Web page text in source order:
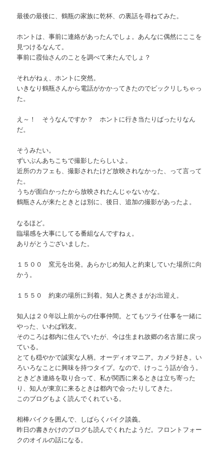
最後の最後に、鶴瓶の家族に乾杯、の裏話を尋ねてみた。
ホントは、事前に連絡があったんでしょ。あんなに偶然にここを
見つけるなんて。
事前に霞仙さんのことを調べて来たんでしょ？
それがねぇ、ホントに突然。
いきなり鶴瓶さんから電話がかかってきたのでビックリしちゃっ
た。
え～！ そうなんですか？ ホントに行き当たりばったりなん
だ。
そうみたい。
ずいぶんあちこちで撮影したらしいよ。
近所のカフェも、撮影されたけど放映されなかった、って言って
た。
うちが面白かったから放映されたんじゃないかな。
鶴瓶さんが来たときとは別に、後日、追加の撮影があったよ。
なるほど。
臨場感を大事にしてる番組なんですねぇ。
ありがとうございました。
１５００ 窯元を出発。あらかじめ知人と約束していた場所に向
かう。
１５５０ 約束の場所に到着。知人と奥さまがお出迎え。
知人は２０年以上前からの仕事仲間。とてもツライ仕事を一緒に
やった、いわば戦友。
そのころは都内に住んでいたが、今は生まれ故郷の名古屋に戻っ
ている。
とても穏やかで誠実な人柄。オーディオマニア。カメラ好き。い
ろいろなことに興味を持つタイプ。なので、けっこう話が合う。
ときどき連絡を取り合って、私が関西に来るときは立ち寄った
り、知人が東京に来るときは都内で会ったりしてきた。
このブログもよく読んでくれている。
相棒バイクを囲んで、しばらくバイク談義。
昨日の書きかけのブログも読んでくれたようだ。フロントフォー
クのオイルの話になる。